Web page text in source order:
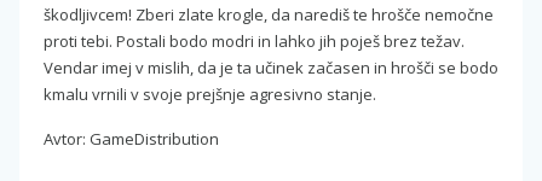
škodljivcem! Zberi zlate krogle, da narediš te hrošče nemočne
proti tebi. Postali bodo modri in lahko jih poješ brez težav.
Vendar imej v mislih, da je ta učinek začasen in hrošči se bodo
kmalu vrnili v svoje prejšnje agresivno stanje.
Avtor: GameDistribution